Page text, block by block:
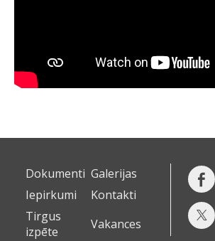
Dokumenti Galerijas
Iepirkumi
Kontakti
Tirgus
izpēte
Vakances